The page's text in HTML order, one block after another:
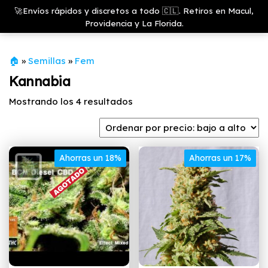
Saltar
contenido
🚀Envíos rápidos y discretos a todo 🇨🇱. Retiros en Macul,
Providencia y La Florida.
Growshop
& LED
Store
🏠 » Semillas » Fem
Kannabia
Mostrando los 4 resultados
precio:
Ahorras un 18% Ahorras un 17%